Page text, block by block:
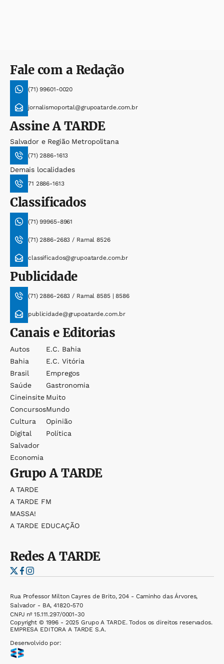
Fale com a Redação
(71) 99601-0020
jornalismoportal@grupoatarde.com.br
AssineA TARDE
Salvador e Região Metropolitana
(71) 2886-1613
Demais localidades
71 2886-1613
Classificados
(71) 99965-8961
(71) 2886-2683 / Ramal 8526
classificados@grupoatarde.com.br
Publicidade
(71) 2886-2683 / Ramal 8585 | 8586
publicidade@grupoatarde.com.br
Canais e Editorias
Autos
Bahia
Brasil
Saúde
Cineinsite
Concursos
Cultura
Digital
Salvador
Economia
E.c. Bahia
E.c. Vitória
Empregos
Gastronomia
Muito
Mundo
Opinião
Política
GrupoA TARDE
A TARDE
A TARDE FM
MASSA!
A TARDE EDUCAÇÃO
RedesA TARDE
Rua Professor Milton Cayres de Brito, 204 - Caminho das Árvores,
Salvador - BA, 41820-570
CNPJ nº 15.111.297/0001-30
Copyright © 1996 - 2025 Grupo A TARDE. Todos os direitos reservados.
EMPRESA EDITORA A TARDE S.A.
Desenvolvido por: